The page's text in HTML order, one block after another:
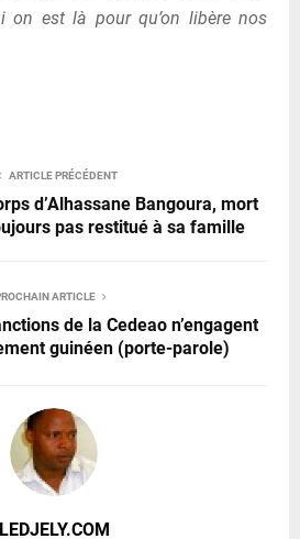
on est là pour qu’on libère nos
ARTICLE PRÉCÉDENT
d’Alhassane Bangoura, mort
pas restitué à sa famille
ARTICLE
de la Cedeao n’engagent
guinéen (porte-parole)
LEDJELY.COM